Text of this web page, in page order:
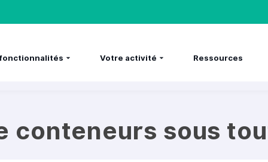
Votre activité Ressources
conteneurs sous